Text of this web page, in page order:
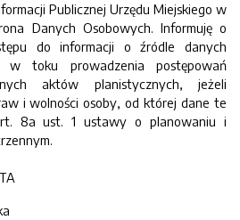
Publicznej Urzędu Miejskiego w
Danych Osobowych. Informuję o
do informacji o źródle danych
w toku prowadzenia postępowań
aktów planistycznych, jeżeli
i wolności osoby, od której dane te
8a ust. 1 ustawy o planowaniu i